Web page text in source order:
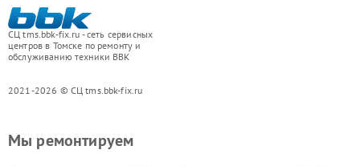
СЦ tms.bbk-fix.ru - сеть сервисных
центров в Томске по ремонту и
обслуживанию техники BBK
2021-2026 © СЦ tms.bbk-fix.ru
Мы ремонтируем